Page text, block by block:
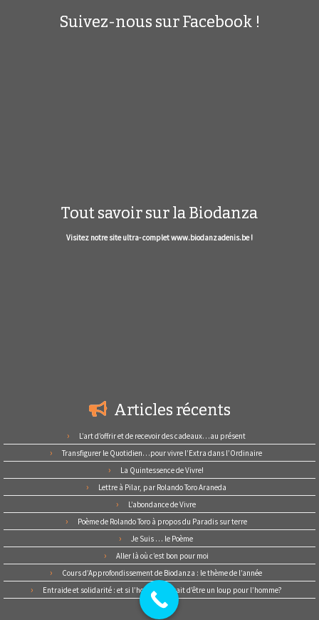
Suivez-nous sur Facebook !
Tout savoir sur la Biodanza
Visitez notre site ultra- complet www.biodanzadenis.be !
Articles récents
L’art d’offrir et de recevoir des cadeaux…au présent
Transfigurer le Quotidien…pour vivre l’Extra dans l’Ordinaire
La Quintessence de Vivre!
Lettre à Pilar, par Rolando Toro Araneda
L’abondance de Vivre
Poème de Rolando Toro à propos du Paradis sur terre
Je Suis … le Poème
Aller là où c’est bon pour moi
Cours d’Approfondissement de Biodanza : le thème de l’année
Entraide et solidarité : et si l’homme cessait d’être un loup pour l’homme?